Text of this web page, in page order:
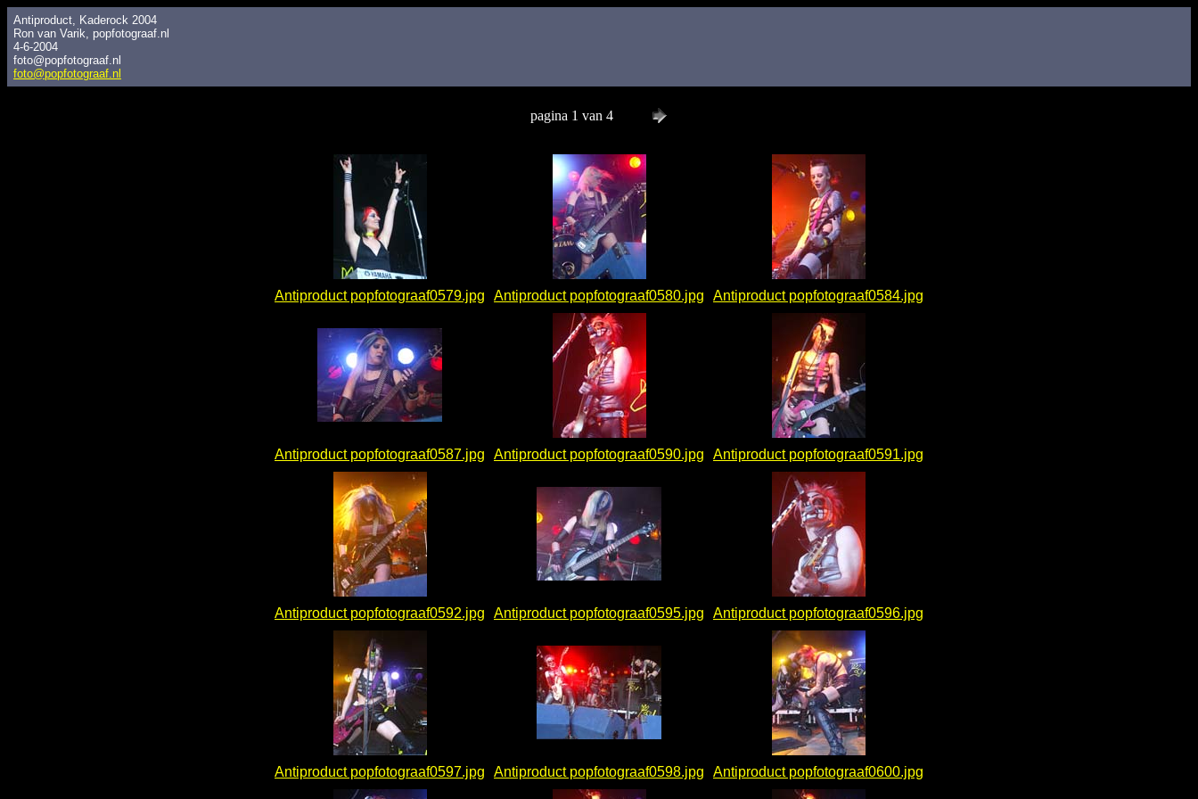
Antiproduct, Kaderock 2004
Ron van Varik, popfotograaf.nl
4-6-2004
foto@popfotograaf.nl
foto@popfotograaf.nl
pagina 1 van 4
Antiproduct popfotograaf0579.jpg Antiproduct popfotograaf0580.jpg Antiproduct popfotograaf0584.jpg
Antiproduct popfotograaf0587.jpg Antiproduct popfotograaf0590.jpg Antiproduct popfotograaf0591.jpg
Antiproduct popfotograaf0592.jpg Antiproduct popfotograaf0595.jpg Antiproduct popfotograaf0596.jpg
Antiproduct popfotograaf0597.jpg Antiproduct popfotograaf0598.jpg Antiproduct popfotograaf0600.jpg